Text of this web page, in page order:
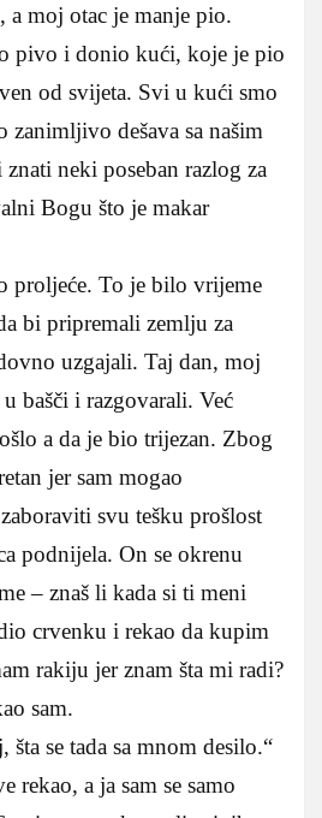
a moj otac je manje pio.
pivo i donio kući, koje je pio
od svijeta. Svi u kući smo
zanimljivo dešava sa našim
neki poseban razlog za
Bogu što je makar
proljeće. To je bilo vrijeme
bi pripremali zemlju za
uzgajali. Taj dan, moj
bašči i razgovarali. Već
a da je bio trijezan. Zbog
jer sam mogao
svu tešku prošlost
podnijela. On se okrenu
– znaš li kada si ti meni
crvenku i rekao da kupim
rakiju jer znam šta mi radi?
sam.
šta se tada sa mnom desilo.“
rekao, a ja sam se samo